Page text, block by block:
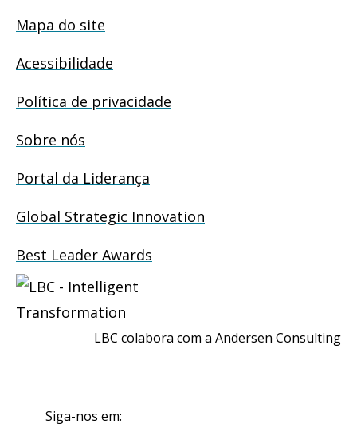
Mapa do site
Acessibilidade
Política de privacidade
Sobre nós
Portal da Liderança
Global Strategic Innovation
Best Leader Awards
LBC colabora com a Andersen Consulting
Siga-nos em: